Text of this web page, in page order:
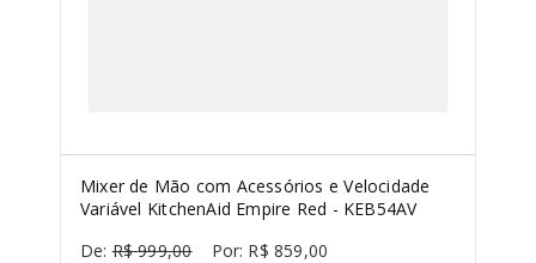
Mixer de Mão com Acessórios e Velocidade
Variável KitchenAid Empire Red - KEB54AV
R$ 999,00 R$ 859,00